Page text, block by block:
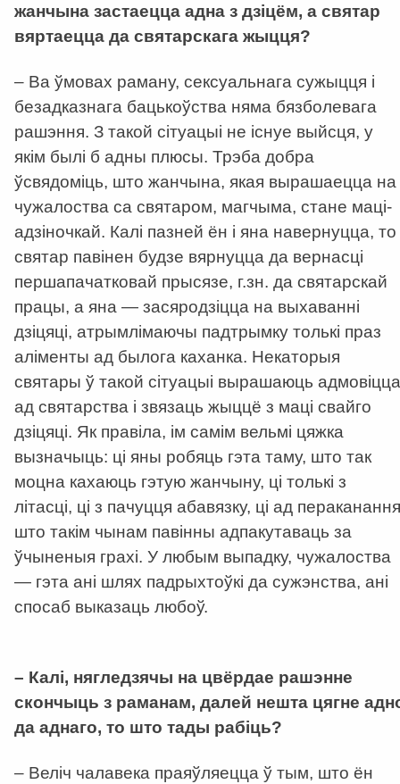
жанчына застаецца адна з дзіцём, а святар
вяртаецца да святарскага жыцця?
– Ва ўмовах раману, сексуальнага сужыцця і
безадказнага бацькоўства няма бязболевага
рашэння. З такой сітуацыі не існуе выйсця, у
якім былі б адны плюсы. Трэба добра
ўсвядоміць, што жанчына, якая вырашаецца на
чужалоства са святаром, магчыма, стане маці-
адзіночкай. Калі пазней ён і яна навернуцца, то
святар павінен будзе вярнуцца да вернасці
першапачатковай прысязе, г.зн. да святарскай
працы, а яна — засяродзіцца на выхаванні
дзіцяці, атрымлімаючы падтрымку толькі праз
аліменты ад былога каханка. Некаторыя
святары ў такой сітуацыі вырашаюць адмовіцца
ад святарства і звязаць жыццё з маці свайго
дзіцяці. Як правіла, ім самім вельмі цяжка
вызначыць: ці яны робяць гэта таму, што так
моцна кахаюць гэтую жанчыну, ці толькі з
літасці, ці з пачуцця абавязку, ці ад
што такім чынам павінны адпакутаваць за
ўчыненыя грахі. У любым выпадку, чужалоства
— гэта ані шлях падрыхтоўкі да сужэнства, ані
спосаб выказаць любоў.
– Калі, нягледзячы на цвёрдае рашэнне
скончыць з раманам, далей нешта цягне
да аднаго, то што тады рабіць?
– Веліч чалавека праяўляецца ў тым, што ён